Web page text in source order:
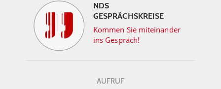
NDS
GESPRÄCHSKREISE
Kommen Sie miteinander
ins Gespräch!
AUFRUF